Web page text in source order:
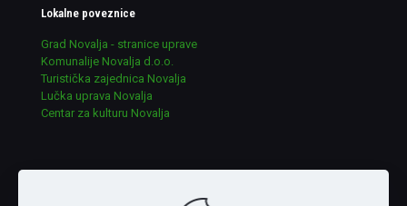
Lokalne poveznice
Grad Novalja - stranice uprave
Komunalije Novalja d.o.o.
Turistička zajednica Novalja
Lučka uprava Novalja
Centar za kulturu Novalja